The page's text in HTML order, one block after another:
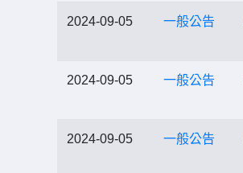
2024-09-05 一般公告
2024-09-05 一般公告
2024-09-05 一般公告